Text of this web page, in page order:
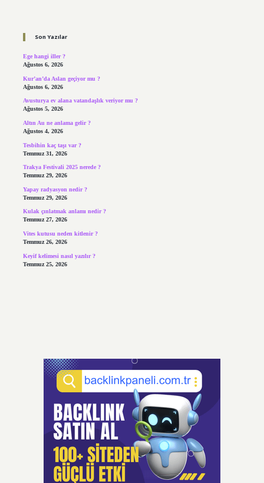
Son Yazılar
Ege hangi iller ?
Ağustos 6, 2026
Kur’an’da Aslan geçiyor mu ?
Ağustos 6, 2026
Avusturya ev alana vatandaşlık veriyor mu ?
Ağustos 5, 2026
Altın Au ne anlama gelir ?
Ağustos 4, 2026
Tesbihin kaç taşı var ?
Temmuz 31, 2026
Trakya Festivali 2025 nerede ?
Temmuz 29, 2026
Yapay radyasyon nedir ?
Temmuz 29, 2026
Kulak çınlatmak anlamı nedir ?
Temmuz 27, 2026
Vites kutusu neden kitlenir ?
Temmuz 26, 2026
Keyif kelimesi nasıl yazılır ?
Temmuz 25, 2026